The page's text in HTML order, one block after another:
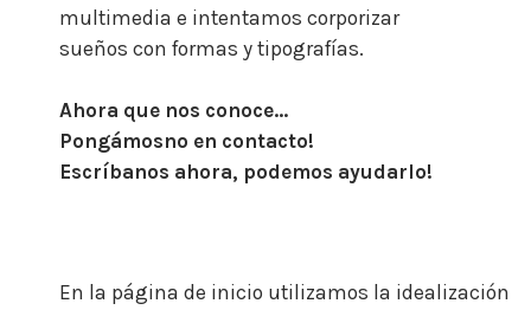
multimedia e intentamos corporizar
sueños con formas y tipografías.
Ahora que nos conoce…
Pongámosno en contacto!
Escríbanos ahora, podemos ayudarlo!
En la página de inicio utilizamos la idealización